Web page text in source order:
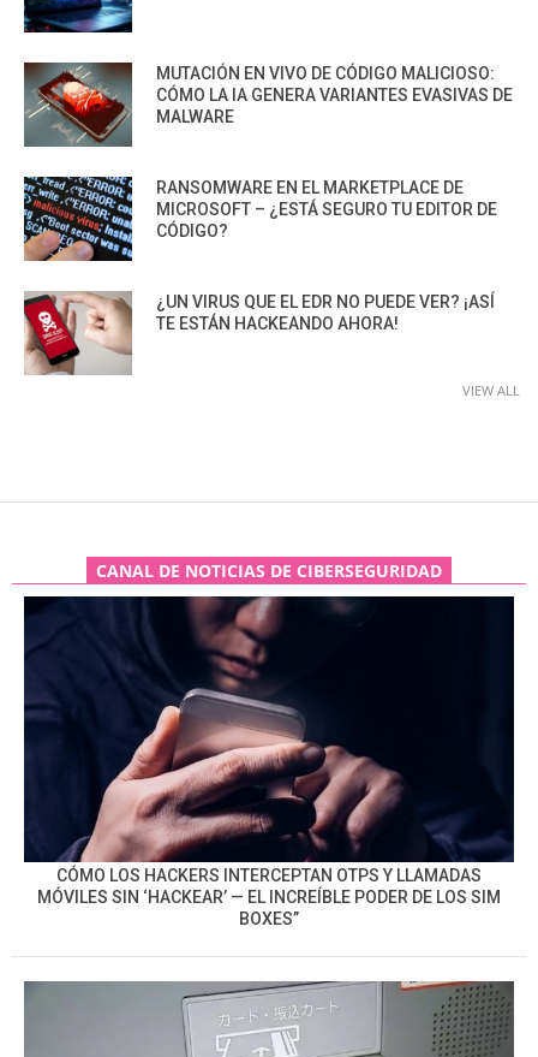
MUTACIÓN EN VIVO DE CÓDIGO MALICIOSO:
CÓMO LA IA GENERA VARIANTES EVASIVAS DE
MALWARE
RANSOMWARE EN EL MARKETPLACE DE
MICROSOFT – ¿ESTÁ SEGURO TU EDITOR DE
CÓDIGO?
¿UN VIRUS QUE EL EDR NO PUEDE VER? ¡ASÍ
TE ESTÁN HACKEANDO AHORA!
VIEW ALL
CANAL DE NOTICIAS DE CIBERSEGURIDAD
CÓMO LOS HACKERS INTERCEPTAN OTPS Y LLAMADAS
MÓVILES SIN ‘HACKEAR’ — EL INCREÍBLE PODER DE LOS SIM
BOXES”